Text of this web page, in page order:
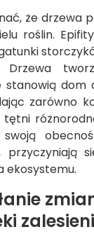
że drzewa
roślin.
Drzewa
stanowią dom
zarówno
swoją
przyczyniają
ekosystemu.